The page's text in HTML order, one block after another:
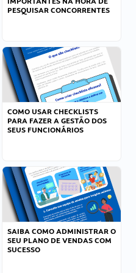
PESQUISAR CONCORRENTES
COMO USAR CHECKLISTS
PARA FAZER A GESTÃO DOS
SEUS FUNCIONÁRIOS
SAIBA COMO ADMINISTRAR O
SEU PLANO DE VENDAS COM
SUCESSO